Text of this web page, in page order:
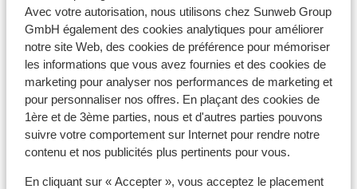
Avec votre autorisation, nous utilisons chez Sunweb Group
GmbH également des cookies analytiques pour améliorer
notre site Web, des cookies de préférence pour mémoriser
les informations que vous avez fournies et des cookies de
marketing pour analyser nos performances de marketing et
pour personnaliser nos offres. En plaçant des cookies de
1ère et de 3ème parties, nous et d'autres parties pouvons
suivre votre comportement sur Internet pour rendre notre
contenu et nos publicités plus pertinents pour vous.
En cliquant sur « Accepter », vous acceptez le placement
Matériel de ski
Autres hébergements - Val d'Isère-
Tignes
Hôtel VoulezVous